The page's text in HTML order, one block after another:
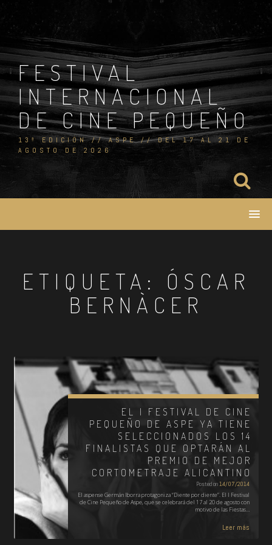
Skip
content
FESTIVAL
INTERNACIONAL
DE CINE PEQUEÑO
13ª EDICIÓN // ASPE // DEL 17 AL 21 DE
AGOSTO DE 2026
ETIQUETA: ÓSCAR
BERNÀCER
EL I FESTIVAL DE CINE
PEQUEÑO DE ASPE YA TIENE
SELECCIONADOS LOS 14
FINALISTAS QUE OPTARÁN AL
PREMIO DE MEJOR
CORTOMETRAJE ALICANTINO
Posted on14/07/2014
El aspense Germán Iborra protagoniza “Diente por diente”. El I Festival
de Cine Pequeño de Aspe, que se celebrará del 17 al 20 de agosto con
motivo de las Fiestas…
Leer más